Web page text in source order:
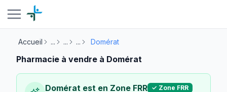
Accueil ... ... ... Domérat
Pharmacie à vendre à Domérat
Domérat est en Zone FRR ✓ Zone FRR